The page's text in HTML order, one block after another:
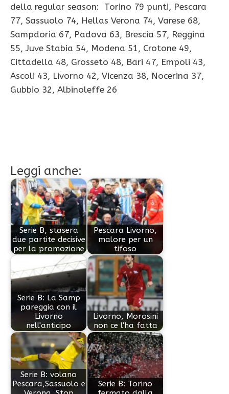
della regular season: Torino 79 punti, Pescara
77, Sassuolo 74, Hellas Verona 74, Varese 68,
Sampdoria 67, Padova 63, Brescia 57, Reggina
55, Juve Stabia 54, Modena 51, Crotone 49,
Cittadella 48, Grosseto 48, Bari 47, Empoli 43,
Ascoli 43, Livorno 42, Vicenza 38, Nocerina 37,
Gubbio 32, Albinoleffe 26
Leggi anche:
Serie B, stasera
due partite decisive
per la promozione
Pescara Livorno,
malore per un
tifoso
Serie B: La Samp
pareggia con il
Livorno
nell'anticipo
Livorno, Morosini
non ce l'ha fatta
Serie B: volano
Pescara,Sassuolo e
Serie B: Torino